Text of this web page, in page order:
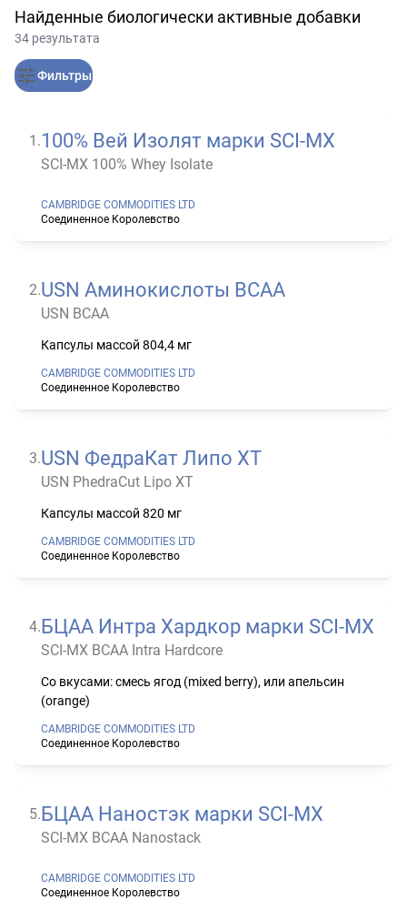
Найденные биологически активные добавки
34 результата
Фильтры
1 .100% Вей Изолят марки SCI-MX
SCI-MX 100% Whey Isolate
CAMBRIDGE COMMODITIES LTD
Соединенное Королевство
2.USN Аминокислоты ВСАА
USN ВСАА
Капсулы массой 804,4 мг
CAMBRIDGE COMMODITIES LTD
Соединенное Королевство
3.USN ФедраКат Липо ХТ
USN PhedraCut Lipo XT
Капсулы массой 820 мг
CAMBRIDGE COMMODITIES LTD
Соединенное Королевство
4.БЦАА Интра Хардкор марки SCI-MX
SCI-MX BCAA Intra Hardcore
Со вкусами: смесь ягод (mixed berry), или апельсин
(orange)
CAMBRIDGE COMMODITIES LTD
Соединенное Королевство
5.БЦАА Наностэк марки SCI-MX
SCI-MX BCAA Nanostack
CAMBRIDGE COMMODITIES LTD
Соединенное Королевство